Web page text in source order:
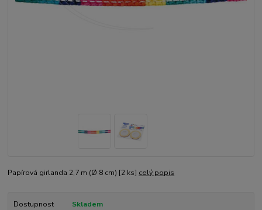
Papírová girlanda 2,7 m (Ø 8 cm) [2 ks] celý popis
Dostupnost Skladem